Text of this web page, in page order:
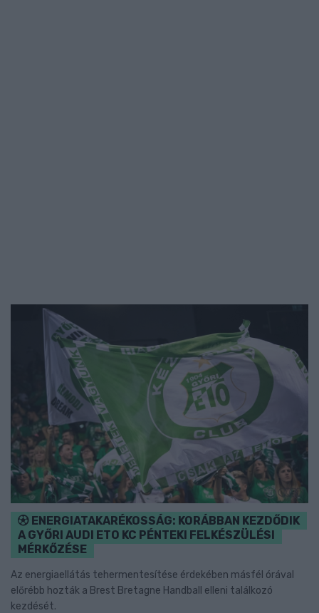
ENERGIATAKARÉKOSSÁG: KORÁBBAN KEZDŐDIK
A GYŐRI AUDI ETO KC PÉNTEKI FELKÉSZÜLÉSI
MÉRKŐZÉSE
Az energiaellátás tehermentesítése érdekében másfél órával
előrébb hozták a Brest Bretagne Handball elleni találkozó
kezdését.